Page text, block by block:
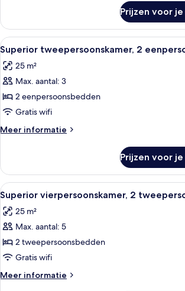
tweepersoonskamer,
eenpersoonsbedden
Prijzen voor
Alle
foto's
voor
Superior
tweepersoonskamer,
2
eenpersoonsbedden
laden
Een
6
Superior tweepersoonskamer, 2
25 m²
Max. aantal: 3
2 eenpersoonsbedden
Gratis wifi
Meer informatie
Meer
tweepersoonskamer,
eenpersoonsbedden
Prijzen voor
Alle
foto's
voor
Superior
vierpersoonskamer,
2
tweepersoonsbedden
laden
Een
6
Superior vierpersoonskamer, 2
25 m²
Max. aantal: 5
2 tweepersoonsbedden
Gratis wifi
Meer informatie
Meer